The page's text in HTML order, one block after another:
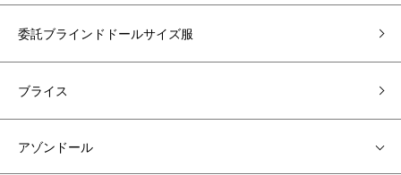
委託ブラインドドールサイズ服
ブライス
アゾンドール